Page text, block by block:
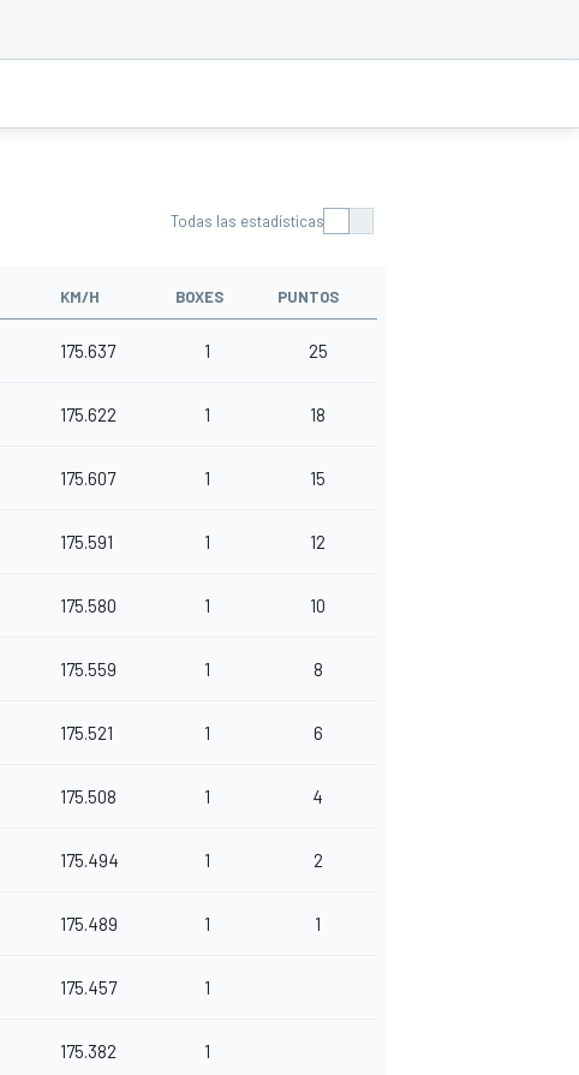
Todas las estadísticas
KM/H BOXES PUNTOS
175.637 1 25
175.622 1 18
175.607 1 15
175.591 1 12
175.580 1 10
175.559 1 8
175.521 1 6
175.508 1 4
175.494 1 2
175.489 1 1
175.457 1
175.382 1